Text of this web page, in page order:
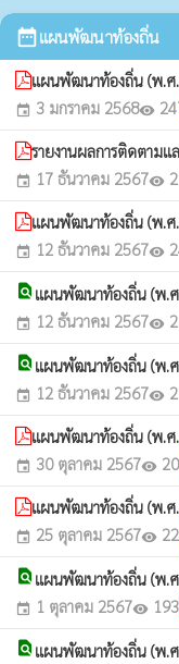
date_rangeแผนพัฒนาท้องถิ่น
แผนพัฒนาท้องถิ่น (พ.ศ
event 3 มกราคม 2568visibility
รายงานผลการติดตาม
event 17 ธันวาคม 2567visibility
แผนพัฒนาท้องถิ่น (พ.ศ
event 12 ธันวาคม 2567visibility
find_in_page แผนพัฒนาท้องถิ่น (พ.
event 12 ธันวาคม 2567visibility
find_in_page แผนพัฒนาท้องถิ่น (พ.
event 12 ธันวาคม 2567visibility
แผนพัฒนาท้องถิ่น (พ.ศ
event 30 ตุลาคม 2567visibility
แผนพัฒนาท้องถิ่น (พ.ศ
event 25 ตุลาคม 2567visibility
find_in_page แผนพัฒนาท้องถิ่น (พ.
event 1 ตุลาคม 2567visibility 193
find_in_page แผนพัฒนาท้องถิ่น (พ.